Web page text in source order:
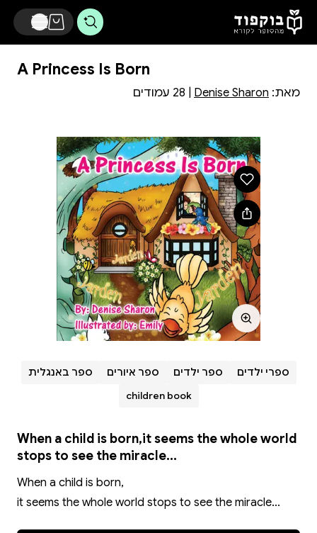
דלג לתוכן הראשי
A Princess Is Born
מאת: Denise Sharon
ספרי ילדים ספר ילדים ספר איורים
ספר באנגלית
children book
When a child is born,it seems the whole world
stops to see the miracle...
When a child is born,
it seems the whole world stops to see the miracle...